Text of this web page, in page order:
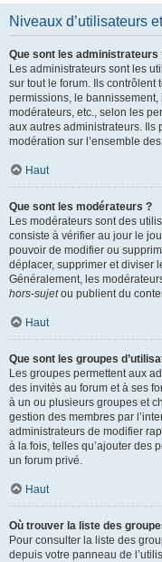
Niveaux d’utilisateurs
Que sont les administrateurs
Les administrateurs sont les
sur tout le forum. Ils contrôlent
permissions, le bannissement,
modérateurs, etc., selon les
aux autres administrateurs. Ils
modération sur l’ensemble
Haut
Que sont les modérateurs ?
Les modérateurs sont des
consiste à vérifier au jour le
pouvoir de modifier ou
déplacer, supprimer et diviser
Généralement, les
hors-sujetou publient du
Haut
Que sont les groupes
Les groupes permettent aux
des invités au forum et à ses
à un ou plusieurs groupes et
gestion des membres par
administrateurs de modifier
à la fois, telles qu’ajouter des
un forum privé.
Haut
Où trouver la liste des
Pour consulter la liste des
depuis votre panneau de